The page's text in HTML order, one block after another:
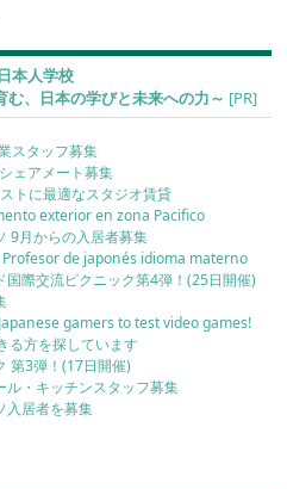
本人学校
む、日本の学びと未来への力～ [PR]
スタッフ募集
ェアメート募集
トに最適なスタジオ賃貸
exterior en zona Pacifico
9月からの入居者募集
de japonés idioma materno
国際交流ピクニック第4弾！(25日開催)
gamers to test video games!
る方を探しています
第3弾！(17日開催)
ル・キッチンスタッフ募集
入居者を募集